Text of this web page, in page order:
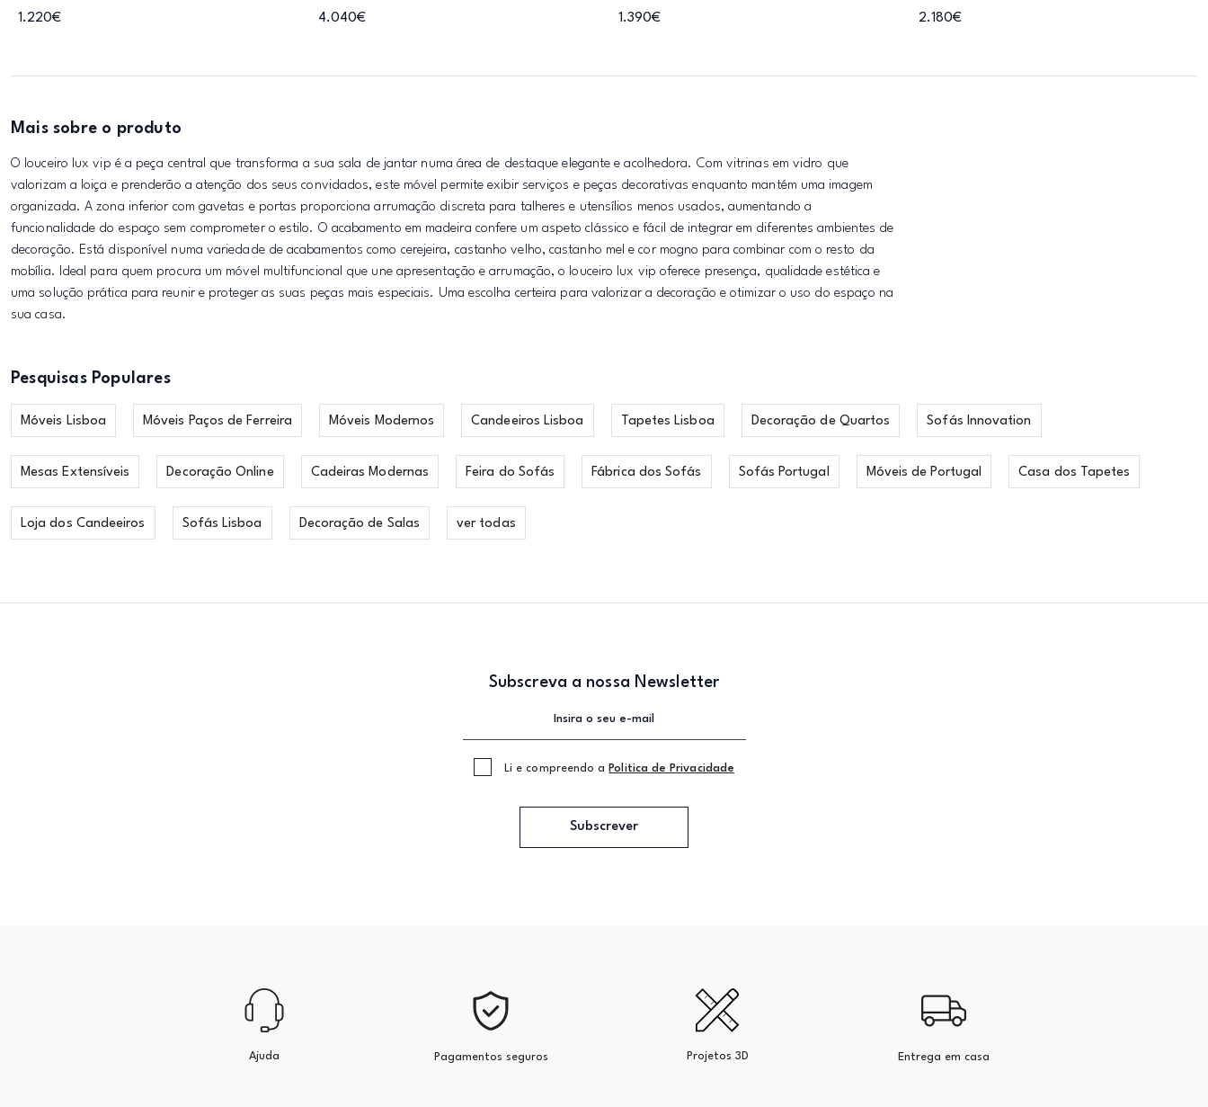
1.220€
4.040€
1.390€
2.180€
Mais sobre o produto
O louceiro lux vip é a peça central que transforma a sua sala de jantar numa área de destaque elegante e acolhedora. Com vitrinas em vidro que
valorizam a loiça e prenderão a atenção dos seus convidados, este móvel permite exibir serviços e peças decorativas enquanto mantém uma imagem
organizada. A zona inferior com gavetas e portas proporciona arrumação discreta para talheres e utensílios menos usados, aumentando a
funcionalidade do espaço sem comprometer o estilo. O acabamento em madeira confere um aspeto clássico e fácil de integrar em diferentes ambientes de
decoração. Está disponível numa variedade de acabamentos como cerejeira, castanho velho, castanho mel e cor mogno para combinar com o resto da
mobília. Ideal para quem procura um móvel multifuncional que une apresentação e arrumação, o louceiro lux vip oferece presença, qualidade estética e
uma solução prática para reunir e proteger as suas peças mais especiais. Uma escolha certeira para valorizar a decoração e otimizar o uso do espaço na
sua casa.
Pesquisas Populares
Móveis Lisboa Móveis Paços de Ferreira Móveis Modernos Candeeiros Lisboa Tapetes Lisboa Decoração de Quartos Sofás Innovation
Mesas Extensíveis Decoração Online Cadeiras Modernas Feira do Sofás Fábrica dos Sofás Sofás Portugal Móveis de Portugal Casa dos Tapetes
Loja dos Candeeiros Sofás Lisboa Decoração de Salas ver todas
Subscreva a nossa Newsletter
Li e compreendo a Politica de Privacidade
Subscrever
Ajuda Pagamentos seguros Projetos 3D Entrega em casa